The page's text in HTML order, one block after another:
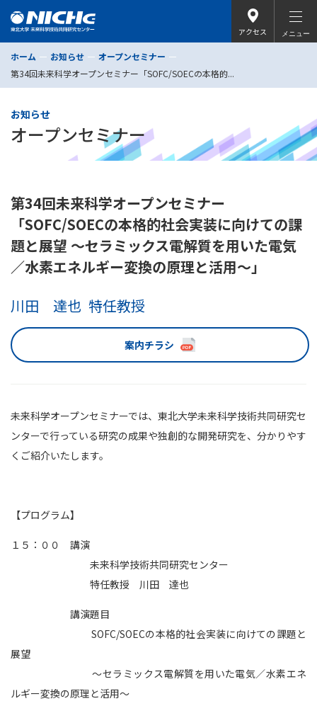
アクセス メニュー
ホーム お知らせ
オープンセミナー
第34回未来科学オープンセミナー「SOFC/SOECの本格的...
お知らせ
オープンセミナー
第34回未来科学オープンセミナー
「SOFC/SOECの本格的社会実装に向けての課
題と展望 〜セラミックス電解質を用いた電気
／水素エネルギー変換の原理と活用〜」
川田 達也 特任教授
案内チラシ
未来科学オープンセミナーでは、東北大学未来科学技術共同研究セ
ンターで行っている研究の成果や独創的な開発研究を、分かりやす
くご紹介いたします。
【プログラム】
１５：００ 講演
未来科学技術共同研究センター
特任教授 川田 達也
講演題目
SOFC/SOECの本格的社会実装に向けての課題と
展望
〜セラミックス電解質を用いた電気／水素エネ
ルギー変換の原理と活用〜